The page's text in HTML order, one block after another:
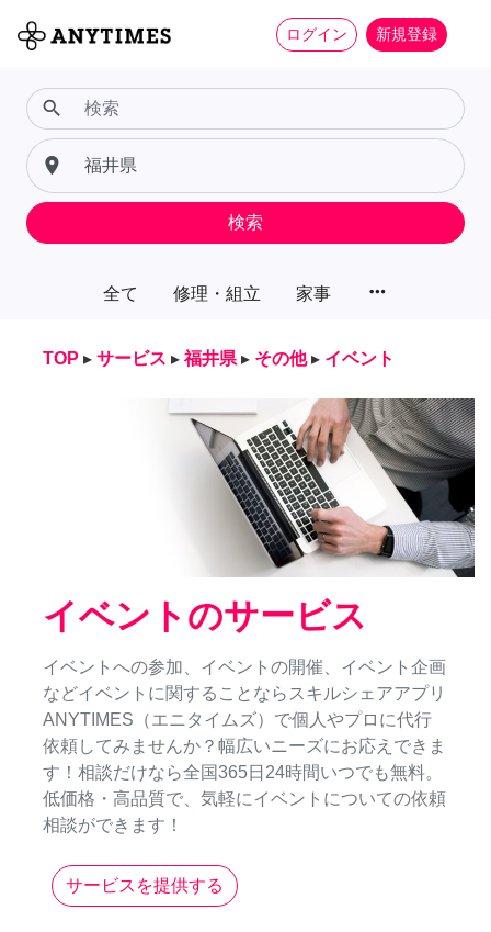
ログイン 新規登録
全て 修理・組立 家事 more_horiz
search
place
検索
TOP ▸ サービス ▸ 福井県 ▸ その他 ▸ イベント
イベントのサービス
イベントへの参加、イベントの開催、イベント企画
などイベントに関することならスキルシェアアプリ
ANYTIMES（エニタイムズ）で個人やプロに代行
依頼してみませんか？幅広いニーズにお応えできま
す！相談だけなら全国365日24時間いつでも無料。
低価格・高品質で、気軽にイベントについての依頼
相談ができます！
サービスを提供する